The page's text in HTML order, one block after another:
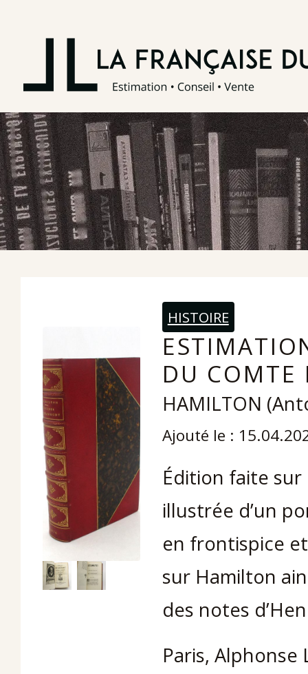
HISTOIRE
DU COMTE
HAMILTON
Ajouté le :
Édition faite sur
illustrée d’un
en frontispice
sur Hamilton
des notes
Paris, Alphonse